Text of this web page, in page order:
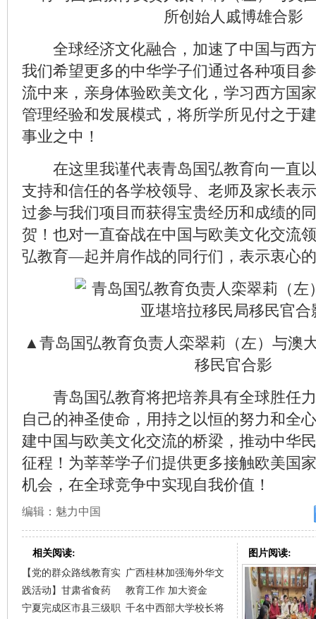
所创始人戚博雄合影
全球经济文化融合，加速了中国与西方
我们希望更多的中华学子们通过各种项目
流中来，亲身体验欧美文化，学习西方国
管理经验和发展模式，将所学所见付之于
事业之中！
在这里我谨代表青岛国弘教育向一直以
支持和信任的各学校领导、老师及家长表
过参与我们项目而获得宝贵经历和成绩的
贺！也对一直奋战在中国与欧美文化交流
弘教育—起并肩作战的同行们，表示衷心
▲青岛国弘教育负责人栾翠莉（左）与澳
移民官合影
青岛国弘教育将把培养具有全球胜任力
自己的神圣使命，用持之以恒的努力和全
建中国与欧美文化交流的桥梁，推动中华
征程！为莘莘学子们提供更多接触欧美国
机会，在全球竞争中实现自我价值！
编辑：魅力中国
相关阅读:
【党的群众路线教育实
践活动】甘肃省食药
广西桂林加强海外华文
教育工作 加大资金
宁夏完成区市县三级职 千名中西部大学校长将
图片阅读: